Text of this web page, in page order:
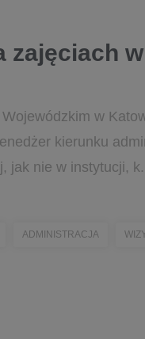
zajęciach
w
kierunku
jak nie w instytucji,
ADMINISTRACJA